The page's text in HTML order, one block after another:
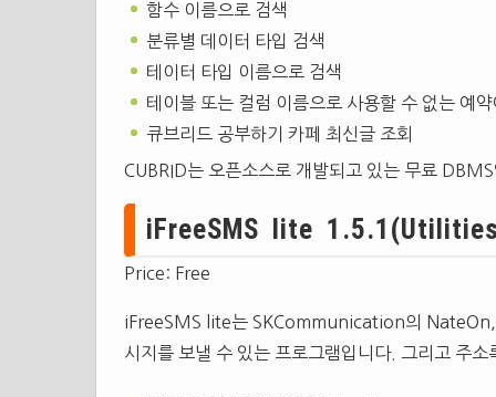
함수 이름으로 검색
분류별 데이터 타입 검색
테이터 타입 이름으로 검색
테이블 또는 컬럼 이름으로 사용할 수 없는 예
큐브리드 공부하기 카페 최신글 조회
CUBRID는 오픈소스로 개발되고 있는 무료
iFreeSMS lite
Price: Free
iFreeSMS lite는 SKCommunication의
시지를 보낼 수 있는 프로그램입니다. 그리고 주